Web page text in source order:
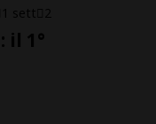
1 sett 2
il 1°